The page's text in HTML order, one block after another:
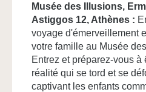
Musée des Illusions,
Astiggos 12, Athènes :
voyage d'émerveillement
votre famille au Musée
Entrez et préparez-vous
réalité qui se tord et se
captivant les enfants
5
10551 Athènes,
+30 698
Localisation &
Nos services
Espace de travail
Petit-déjeuner buffet
Galerie